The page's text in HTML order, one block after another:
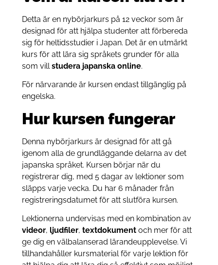
Detta är en nybörjarkurs på 12 veckor som är
designad för att hjälpa studenter att förbereda
sig för heltidsstudier i Japan. Det är en utmärkt
kurs för att lära sig språkets grunder för alla
som vill studera japanska online.
För närvarande är kursen endast tillgänglig på
engelska.
Hur kursen fungerar
Denna nybörjarkurs är designad för att gå
igenom alla de grundläggande delarna av det
japanska språket. Kursen börjar när du
registrerar dig, med 5 dagar av lektioner som
släpps varje vecka. Du har 6 månader från
registreringsdatumet för att slutföra kursen.
Lektionerna undervisas med en kombination av
videor, ljudfiler, textdokumentoch mer för att
ge dig en välbalanserad lärandeupplevelse. Vi
tillhandahåller kursmaterial för varje lektion för